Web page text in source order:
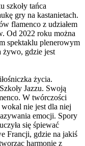
szkoły tańca
gry na kastanietach.
flamenco z udziałem
Od 2022 roku można
spektaklu plenerowym
żywo, gdzie jest
życia.
Jazzu. Swoją
W twórczości
wokal nie jest dla niej
emocji. Spory
się śpiewać
Francji, gdzie na jakiś
harmonię z